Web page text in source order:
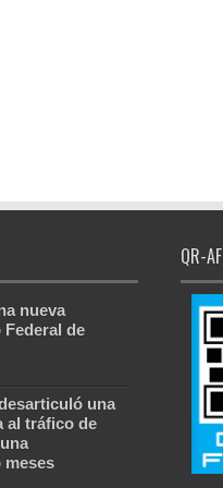
nueva
de
una
al tráfico de
QR-